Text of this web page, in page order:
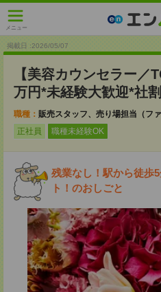
メニュー
掲載日 :2026/05/07
【美容カウンセラー／
万円*未経験大歓迎*社
職種： 販売スタッフ、売り場担当（ファ
正社員
職種未経験OK
残業なし！駅から徒歩
ト！のおしごと